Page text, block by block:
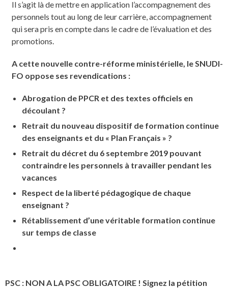
Il s’agit là de mettre en application l’accompagnement des
personnels tout au long de leur carrière, accompagnement
qui sera pris en compte dans le cadre de l’évaluation et des
promotions.
A cette nouvelle contre-réforme ministérielle, le SNUDI-
FO oppose ses revendications :
Abrogation de PPCR et des textes officiels en
découlant ?
Retrait du nouveau dispositif de formation continue
des enseignants et du « Plan Français » ?
Retrait du décret du 6 septembre 2019 pouvant
contraindre les personnels à travailler pendant les
vacances
Respect de la liberté pédagogique de chaque
enseignant ?
Rétablissement d’une véritable formation continue
sur temps de classe
PSC : NON A LA PSC OBLIGATOIRE ! Signez la pétition